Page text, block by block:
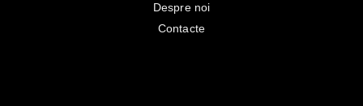
Despre noi
Contacte